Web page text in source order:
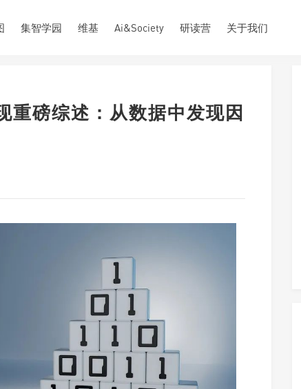
集智学园 维基 Ai&Society 研读营 关于我们
磅综述：从数据中发现因